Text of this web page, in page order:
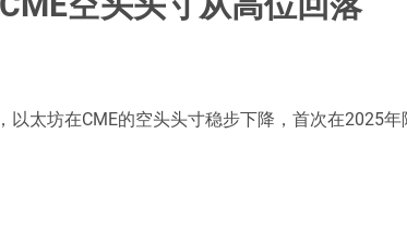
以太坊在CME的空头头寸稳步下降，首次在2025